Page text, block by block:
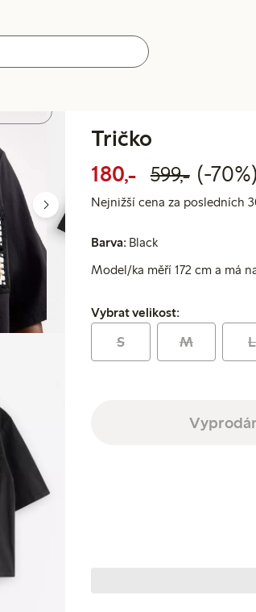
Tričko
180,- Snížená
599,-Běžná
70%
(-70%)
Nejnižší cena za posledních
Barva: Black
Model/ka měří 172 cm a má
Vybrat velikost:
Vybrat velikost:
S M L